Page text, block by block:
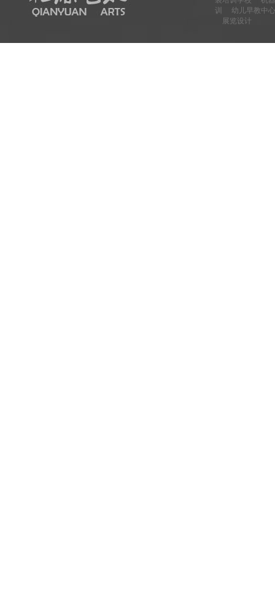
训
幼儿早教中心
展览设计